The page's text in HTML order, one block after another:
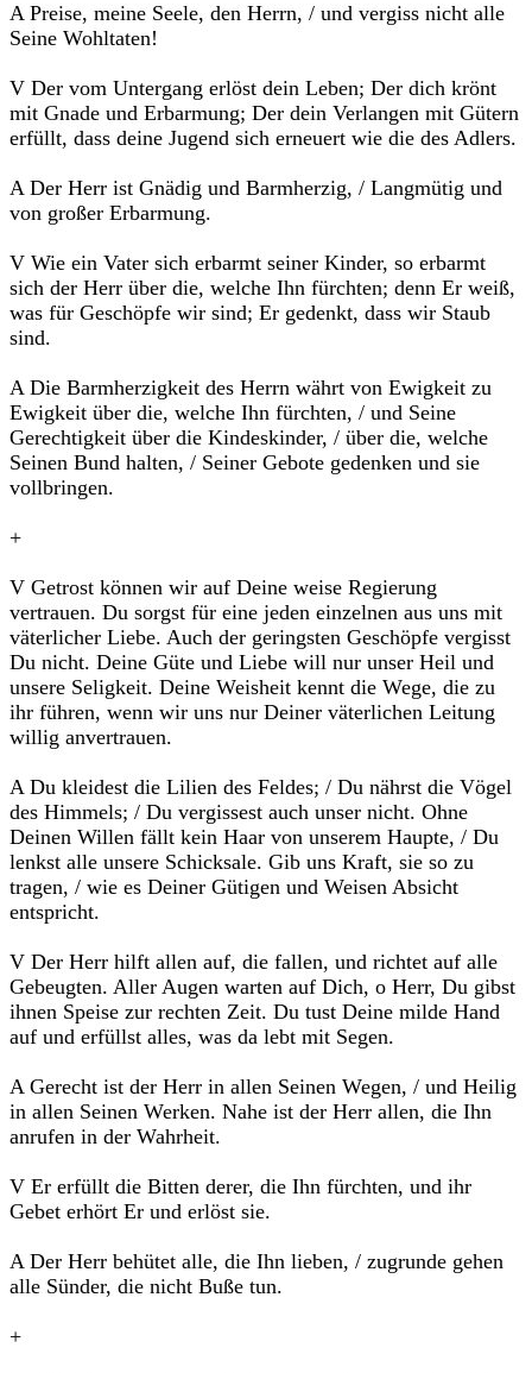
A Preise, meine Seele, den Herrn, / und vergiss nicht alle
Seine Wohltaten!
V Der vom Untergang erlöst dein Leben; Der dich krönt
mit Gnade und Erbarmung; Der dein Verlangen mit Gütern
erfüllt, dass deine Jugend sich erneuert wie die des Adlers.
A Der Herr ist Gnädig und Barmherzig, / Langmütig und
von großer Erbarmung.
V Wie ein Vater sich erbarmt seiner Kinder, so erbarmt
sich der Herr über die, welche Ihn fürchten; denn Er weiß,
was für Geschöpfe wir sind; Er gedenkt, dass wir Staub
sind.
A Die Barmherzigkeit des Herrn währt von Ewigkeit zu
Ewigkeit über die, welche Ihn fürchten, / und Seine
Gerechtigkeit über die Kindeskinder, / über die, welche
Seinen Bund halten, / Seiner Gebote gedenken und sie
vollbringen.
+
V Getrost können wir auf Deine weise Regierung
vertrauen. Du sorgst für eine jeden einzelnen aus uns mit
väterlicher Liebe. Auch der geringsten Geschöpfe vergisst
Du nicht. Deine Güte und Liebe will nur unser Heil und
unsere Seligkeit. Deine Weisheit kennt die Wege, die zu
ihr führen, wenn wir uns nur Deiner väterlichen Leitung
willig anvertrauen.
A Du kleidest die Lilien des Feldes; / Du nährst die Vögel
des Himmels; / Du vergissest auch unser nicht. Ohne
Deinen Willen fällt kein Haar von unserem Haupte, / Du
lenkst alle unsere Schicksale. Gib uns Kraft, sie so zu
tragen, / wie es Deiner Gütigen und Weisen Absicht
entspricht.
V Der Herr hilft allen auf, die fallen, und richtet auf alle
Gebeugten. Aller Augen warten auf Dich, o Herr, Du gibst
ihnen Speise zur rechten Zeit. Du tust Deine milde Hand
auf und erfüllst alles, was da lebt mit Segen.
A Gerecht ist der Herr in allen Seinen Wegen, / und Heilig
in allen Seinen Werken. Nahe ist der Herr allen, die Ihn
anrufen in der Wahrheit.
V Er erfüllt die Bitten derer, die Ihn fürchten, und ihr
Gebet erhört Er und erlöst sie.
A Der Herr behütet alle, die Ihn lieben, / zugrunde gehen
alle Sünder, die nicht Buße tun.
+